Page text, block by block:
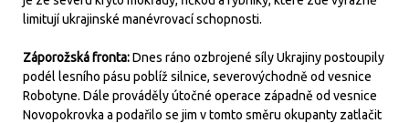
limitují ukrajinské manévrovací schopnosti.
Záporožská fronta:Dnes ráno ozbrojené síly Ukrajiny postoupily
podél lesního pásu poblíž silnice, severovýchodně od vesnice
Robotyne. Dále prováděly útočné operace západně od vesnice
Novopokrovka a podařilo se jim v tomto směru okupanty zatlačit